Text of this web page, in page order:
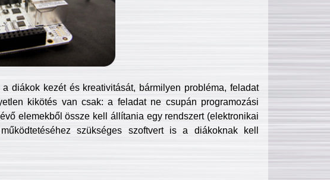
diákok kezét és kreativitását, bármilyen probléma, feladat
kikötés van csak: a feladat ne csupán programozási
elemekből össze kell állítania egy rendszert (elektronikai
szükséges szoftvert is a diákoknak kell